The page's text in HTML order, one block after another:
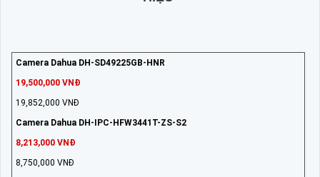
Camera Dahua DH-SD49225GB-HNR
19,500,000 VNĐ
19,852,000 VNĐ
Camera Dahua DH-IPC-HFW3441T-ZS-S2
8,213,000 VNĐ
8,750,000 VNĐ